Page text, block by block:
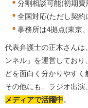
分割相談可能(初期費
全国対応(ただし契
事務所は4拠点(東京
代表弁護士の正木さんは
ンネル」を運営してお
どを面白く分かりやすく
その他にも、ラジオ出
メディアで活躍中。